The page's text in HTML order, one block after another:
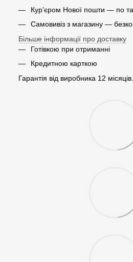
Кур’єром Нової пошти — по
Самовивіз з магазину —
Більше інформації про доставку
Готівкою при отриманні
Кредитною карткою
Гарантія від виробника 12 місяців.